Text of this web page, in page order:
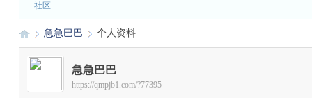
社区
›
急急巴巴 个人资料
急急巴巴
https://qmpjb1.com/?77395